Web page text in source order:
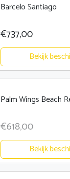
Barcelo Santiago
€737,00
Bekijk
Palm Wings Beach
€618,00
Bekijk